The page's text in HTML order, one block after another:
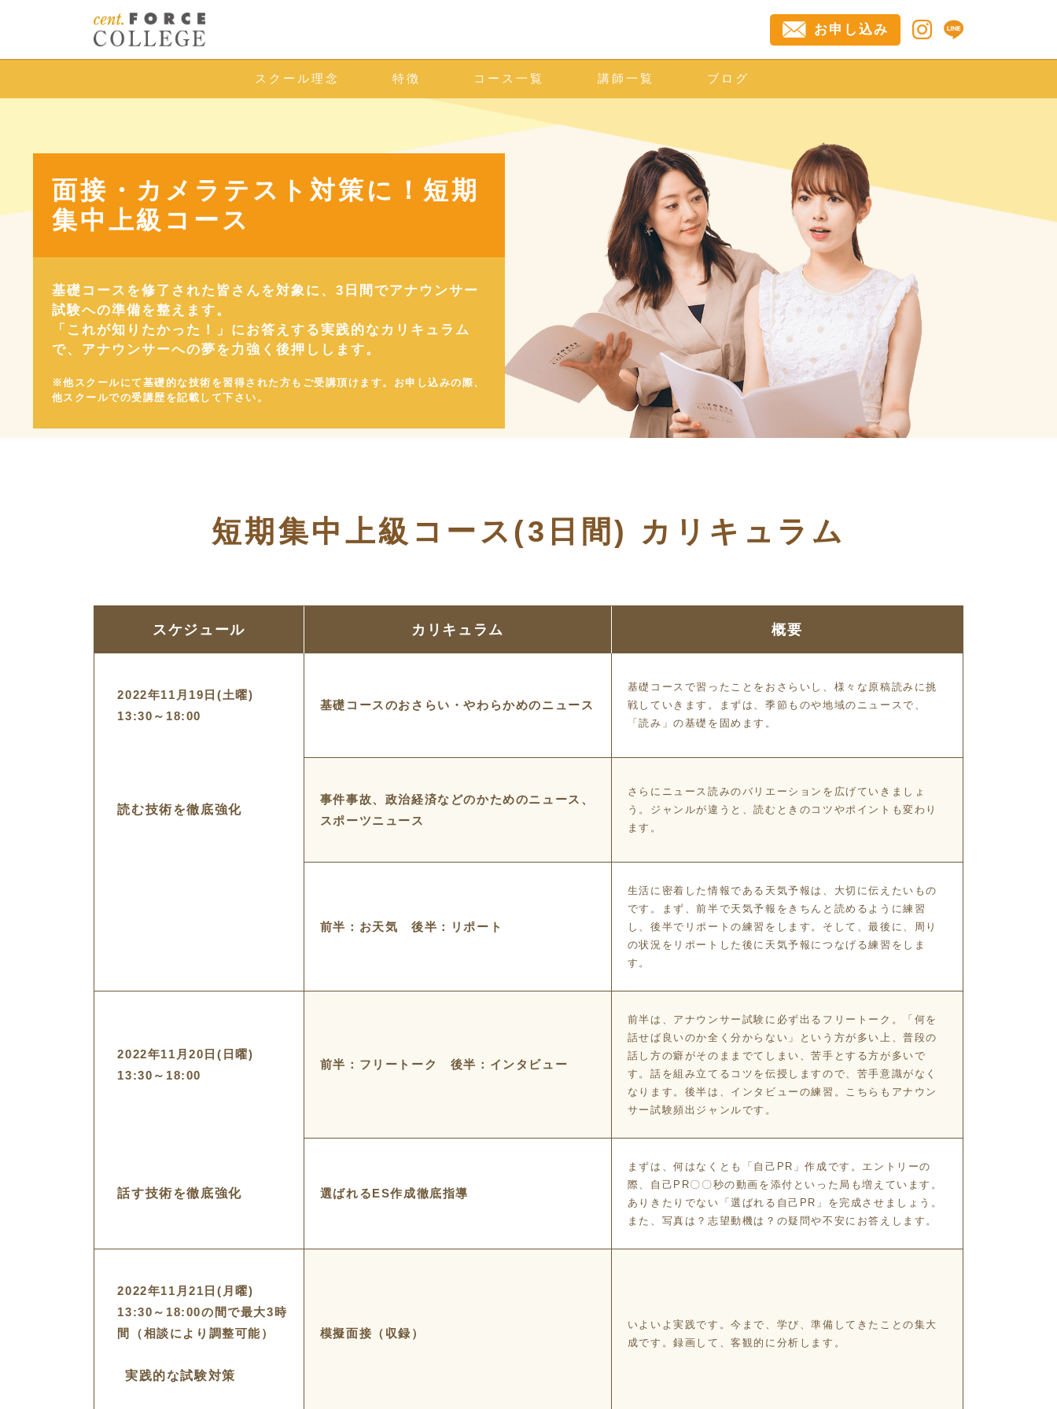
お申し込み
スクール理念 特徴 コース一覧 講師一覧 ブログ
面接・カメラテスト対策に！短期
集中上級コース
基礎コースを修了された皆さんを対象に、3日間でアナウンサー
試験への準備を整えます。
「これが知りたかった！」にお答えする実践的なカリキュラム
で、アナウンサーへの夢を力強く後押しします。
※他スクールにて基礎的な技術を習得された方もご受講頂けます。お申し込みの際、
他スクールでの受講歴を記載して下さい。
短期集中上級コース(3日間) カリキュラム
スケジュール カリキュラム 概要
2022年11月19日(土曜)
13:30～18:00
基礎コースのおさらい・やわらかめのニュース
基礎コースで習ったことをおさらいし、様々な原稿読みに挑
戦していきます。まずは、季節ものや地域のニュースで、
「読み」の基礎を固めます。
読む技術を徹底強化
事件事故、政治経済などのかためのニュース、
スポーツニュース
さらにニュース読みのバリエーションを広げていきましょ
う。ジャンルが違うと、読むときのコツやポイントも変わり
ます。
前半：お天気 後半：リポート
生活に密着した情報である天気予報は、大切に伝えたいもの
です。まず、前半で天気予報をきちんと読めるように練習
し、後半でリポートの練習をします。そして、最後に、周り
の状況をリポートした後に天気予報につなげる練習をしま
す。
2022年11月20日(日曜)
13:30～18:00
前半：フリートーク 後半：インタビュー
前半は、アナウンサー試験に必ず出るフリートーク。「何を
話せば良いのか全く分からない」という方が多い上、普段の
話し方の癖がそのままでてしまい、苦手とする方が多いで
す。話を組み立てるコツを伝授しますので、苦手意識がなく
なります。後半は、インタビューの練習。こちらもアナウン
サー試験頻出ジャンルです。
話す技術を徹底強化 選ばれるES作成徹底指導
まずは、何はなくとも「自己PR」作成です。エントリーの
際、自己PR〇〇秒の動画を添付といった局も増えています。
ありきたりでない「選ばれる自己PR」を完成させましょう。
また、写真は？志望動機は？の疑問や不安にお答えします。
2022年11月21日(月曜)
13:30～18:00の間で最大3時
間（相談により調整可能）
実践的な試験対策
模擬面接（収録）
いよいよ実践です。今まで、学び、準備してきたことの集大
成です。録画して、客観的に分析します。